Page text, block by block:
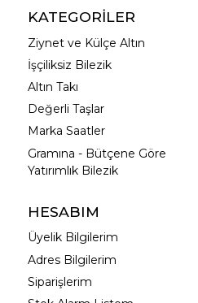
KATEGORİLER
Ziynet ve Külçe Altın
İşçiliksiz Bilezik
Altın Takı
Değerli Taşlar
Marka Saatler
Gramına - Bütçene Göre
Yatırımlık Bilezik
HESABIM
Üyelik Bilgilerim
Adres Bilgilerim
Siparişlerim